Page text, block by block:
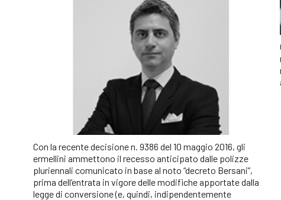
Con la recente decisione n. 9386 del 10 maggio 2016, gli
ermellini ammettono il recesso anticipato dalle polizze
pluriennali comunicato in base al noto “decreto Bersani”,
prima dell’entrata in vigore delle modifiche apportate dalla
legge di conversione (e, quindi, indipendentemente